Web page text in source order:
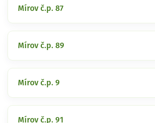
Mírov č.p. 87
Mírov č.p. 89
Mírov č.p. 9
Mírov č.p. 91